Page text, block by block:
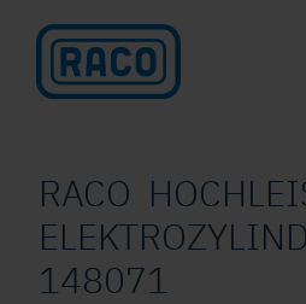
RACO
148071